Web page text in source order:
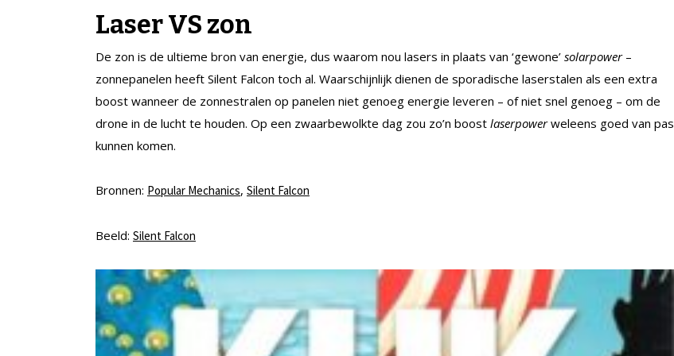
Laser VS zon
De zon is de ultieme bron van energie, dus waarom nou lasers in plaats van ‘gewone’ solarpower–
zonnepanelen heeft Silent Falcon toch al. Waarschijnlijk dienen de sporadische laserstalen als een extra
boost wanneer de zonnestralen op panelen niet genoeg energie leveren – of niet snel genoeg – om de
drone in de lucht te houden. Op een zwaarbewolkte dag zou zo’n boost laserpowerweleens goed van pas
kunnen komen.
Bronnen: Popular Mechanics, Silent Falcon
Beeld: Silent Falcon